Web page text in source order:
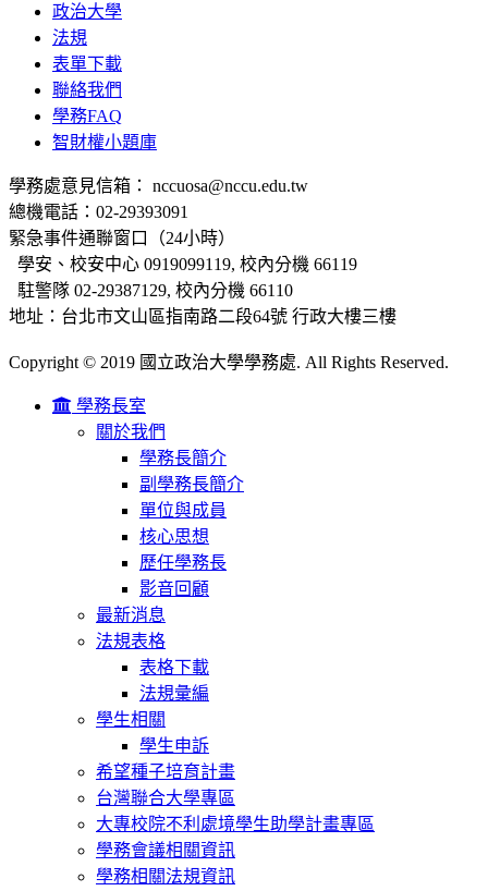
政治大學
法規
表單下載
聯絡我們
學務FAQ
智財權小題庫
學務處意見信箱： nccuosa@nccu.edu.tw
總機電話：02-29393091
緊急事件通聯窗口（24小時）
學安、校安中心 0919099119, 校內分機 66119
駐警隊 02-29387129, 校內分機 66110
地址：台北市文山區指南路二段64號 行政大樓三樓
Copyright © 2019 國立政治大學學務處. All Rights Reserved.
學務長室
關於我們
學務長簡介
副學務長簡介
單位與成員
核心思想
歷任學務長
影音回顧
最新消息
法規表格
表格下載
法規彙編
學生相關
學生申訴
希望種子培育計畫
台灣聯合大學專區
大專校院不利處境學生助學計畫專區
學務會議相關資訊
學務相關法規資訊